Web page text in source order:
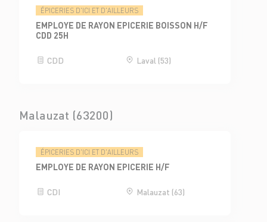
ÉPICERIES D'ICI ET D'AILLEURS
EMPLOYE DE RAYON EPICERIE BOISSON H/F
CDD 25H
CDD Laval (53)
Malauzat (63200)
ÉPICERIES D'ICI ET D'AILLEURS
EMPLOYE DE RAYON EPICERIE H/F
CDI Malauzat (63)